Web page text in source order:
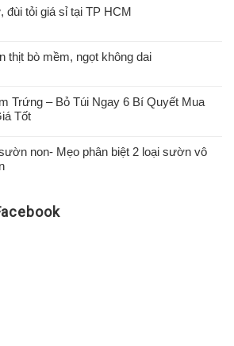
đùi tỏi giá sỉ tại TP HCM
thịt bò mềm, ngọt không dai
Trứng – Bỏ Túi Ngay 6 Bí Quyết Mua
Tốt
non- Mẹo phân biệt 2 loại sườn vô